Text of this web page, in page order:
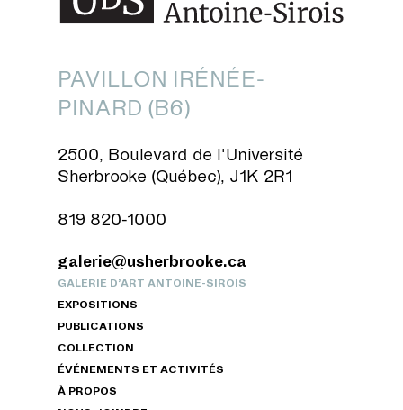
PAVILLON IRÉNÉE-
PINARD (B6)
2500, Boulevard de l'Université
Sherbrooke (Québec), J1K 2R1
819 820-1000
galerie@usherbrooke.ca
GALERIE D’ART ANTOINE-SIROIS
EXPOSITIONS
PUBLICATIONS
COLLECTION
ÉVÉNEMENTS ET ACTIVITÉS
À PROPOS